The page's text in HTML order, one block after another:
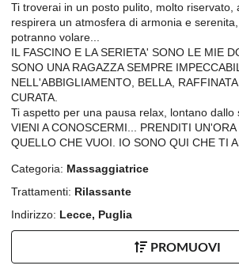
Ti troverai in un posto pulito, molto riservato,
respirera un atmosfera di armonia e
potranno volare...
IL FASCINO E LA SERIETA' SONO LE MIE
SONO UNA RAGAZZA SEMPRE
NELL'ABBIGLIAMENTO, BELLA,
CURATA.
Ti aspetto per una pausa relax, lontano dallo
VIENI A CONOSCERMI... PRENDITI UN'ORA
QUELLO CHE VUOI. IO SONO QUI CHE TI
Categoria: Massaggiatrice
Trattamenti: Rilassante
Indirizzo: Lecce, Puglia
PROMUOVI